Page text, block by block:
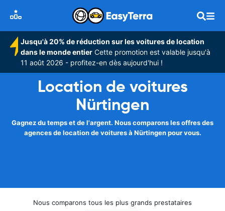
Jusqu'à 20% de réduction sur les voitures de location
dans le monde entier Cette promotion est valable jusqu'à
11 août 2026 - profitez-en dès aujourd'hui !
Location de voitures
Nürtingen
Gagnez du temps et de l'argent. Nous comparons les offres des
agences de location de voitures à Nürtingen pour vous.
Nous comparons tous les plus grands prestataires